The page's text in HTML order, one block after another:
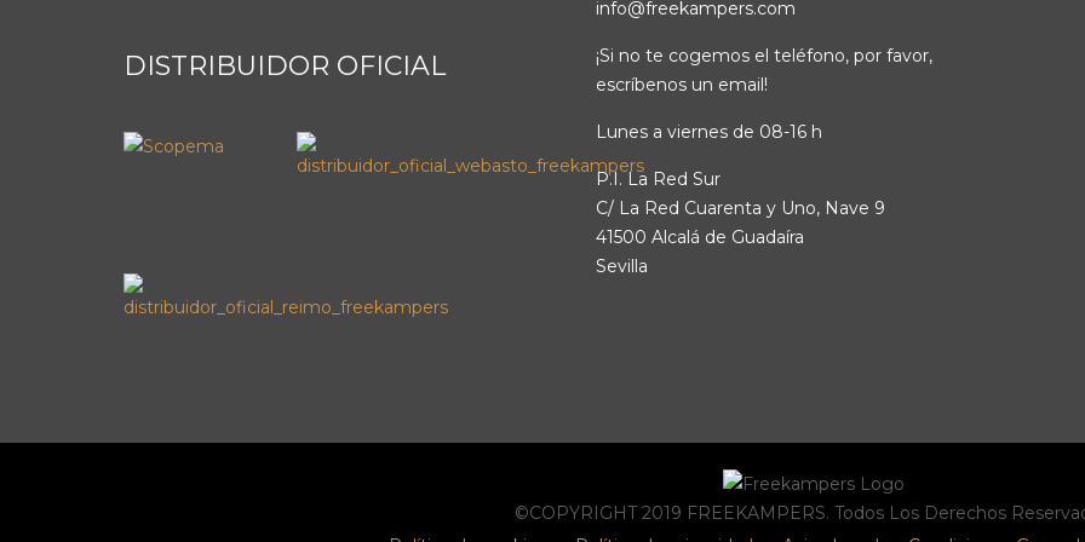
DISTRIBUIDOR OFICIAL
info@freekampers.com
¡Si no te cogemos el teléfono, por favor,
escríbenos un email!
Lunes a viernes de 08-16 h
P.I. La Red Sur
C/ La Red Cuarenta y Uno, Nave 9
41500 Alcalá de Guadaíra
Sevilla
©COPYRIGHT 2019 FREEKAMPERS. Todos Los Derechos